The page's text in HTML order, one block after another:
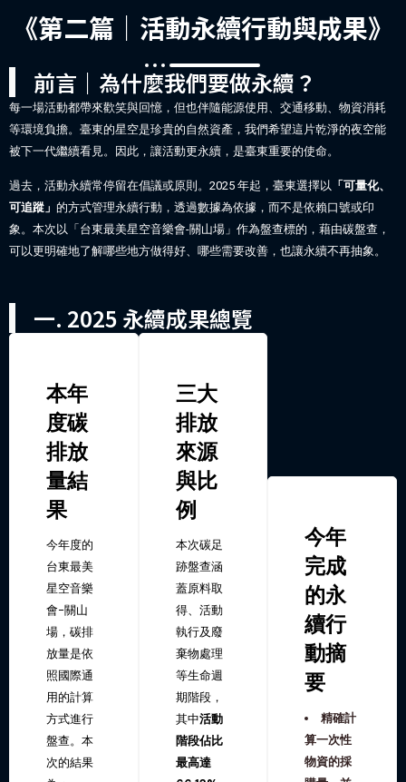
《第二篇｜活動永續行動與成果》
前言｜為什麼我們要做永續？
每一場活動都帶來歡笑與回憶，但也伴隨能源使用、交通移動、物資消耗
等環境負擔。臺東的星空是珍貴的自然資產，我們希望這片乾淨的夜空能
被下一代繼續看見。因此，讓活動更永續，是臺東重要的使命。
過去，活動永續常停留在倡議或原則。2025 年起，臺東選擇以 「可量化、
可追蹤」 的方式管理永續行動，透過數據為依據，而不是依賴口號或印
象。本次以「台東最美星空音樂會-關山場」作為盤查標的，藉由碳盤查，
可以更明確地了解哪些地方做得好、哪些需要改善，也讓永續不再抽象。
一. 2025 永續成果總覽
本年
度碳
排放
量結
果
今年度的
台東最美
星空音樂
會-關山
場，碳排
放量是依
照國際通
用的計算
方式進行
盤查。本
次的結果
三大
排放
來源
與比
例
本次碳足
跡盤查涵
蓋原料取
得、活動
執行及廢
棄物處理
等生命週
期階段，
其中活動
階段佔比
最高達
今年
完成
的永
續行
動摘
要
精確計
算一次性
物資的採